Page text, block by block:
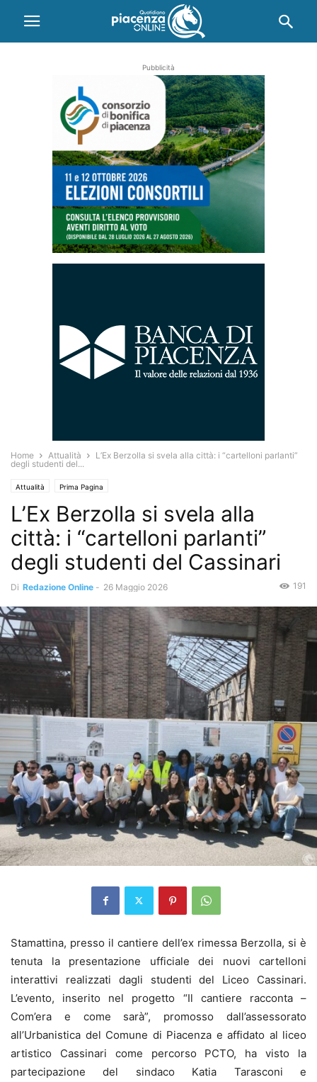
Pubblicità
Home Attualità
L’Ex Berzolla si svela alla città: i “cartelloni parlanti”
degli studenti del...
Attualità Prima Pagina
L’Ex Berzolla si svela alla
città: i “cartelloni parlanti”
degli studenti del Cassinari
Di Redazione Online - 26 Maggio 2026 191
Stamattina, presso il cantiere dell’ex rimessa Berzolla, si è
tenuta la presentazione ufficiale dei nuovi cartelloni
interattivi realizzati dagli studenti del Liceo Cassinari.
L’evento, inserito nel progetto “Il cantiere racconta –
Com’era e come sarà”, promosso dall’assessorato
all’Urbanistica del Comune di Piacenza e affidato al liceo
artistico Cassinari come percorso PCTO, ha visto la
partecipazione del sindaco Katia Tarasconi e